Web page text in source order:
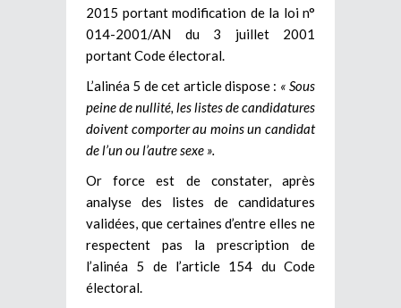
2015 portant modification de la loi n°
014-2001/AN du 3 juillet 2001
portant Code électoral.
L’alinéa 5 de cet article dispose : « Sous
peine de nullité, les listes de candidatures
doivent comporter au moins un candidat
de l’un ou l’autre sexe ».
Or force est de constater, après
analyse des listes de candidatures
validées, que certaines d’entre elles ne
respectent pas la prescription de
l’alinéa 5 de l’article 154 du Code
électoral.